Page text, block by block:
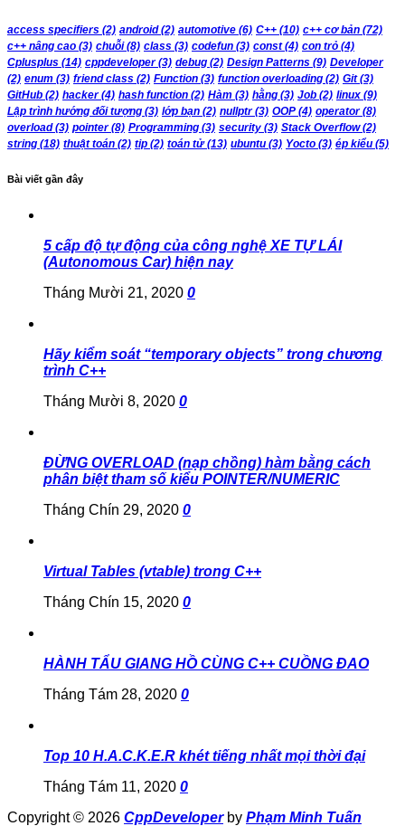
access specifiers (2) android(2) automotive (6) C++ (10) c++ cơ bản (72)
c++ nâng cao (3) chuỗi(8) class (3) codefun (3) const(4) con trỏ (4)
Cplusplus (14) cppdeveloper(3) debug (2) Design Patterns (9) Developer
(2) enum (3) friend class (2) Function (3) function overloading (2) Git(3)
GitHub (2) hacker(4) hash function (2) Hàm (3) hằng (3) Job (2) linux (9)
Lập trình hướng đối tượng (3) lớp bạn (2) nullptr(3) OOP (4) operator(8)
overload(3) pointer(8) Programming (3) security (3) Stack Overflow(2)
string (18) thuật toán (2) tip (2) toán tử(13) ubuntu (3) Yocto (3) ép kiểu (5)
Bài viết gần đây
5 cấp độ tự động của công nghệ XE TỰ LÁI
(Autonomous Car) hiện nay
Tháng Mười 21, 2020 0
Hãy kiểm soát “temporary objects” trong chương
trình C++
Tháng Mười 8, 2020 0
ĐỪNG OVERLOAD (nạp chồng) hàm bằng cách
phân biệt tham số kiểu POINTER/NUMERIC
Tháng Chín 29, 2020 0
Virtual Tables (vtable) trong C++
Tháng Chín 15, 2020 0
HÀNH TẨU GIANG HỒ CÙNG C++ CUỒNG ĐAO
Tháng Tám 28, 2020 0
Top 10 H.A.C.K.E.R khét tiếng nhất mọi thời đại
Tháng Tám 11, 2020 0
Copyright © 2026 CppDeveloperby Phạm Minh Tuấn